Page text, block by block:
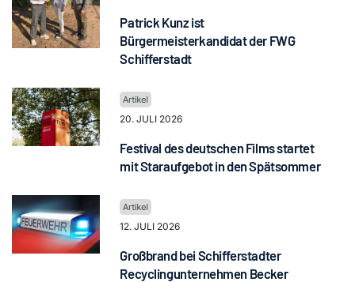
Patrick Kunz ist
Bürgermeisterkandidat der FWG
Schifferstadt
20. JULI 2026
Festival des deutschen Films startet
mit Staraufgebot in den Spätsommer
12. JULI 2026
Großbrand bei Schifferstadter
Recyclingunternehmen Becker